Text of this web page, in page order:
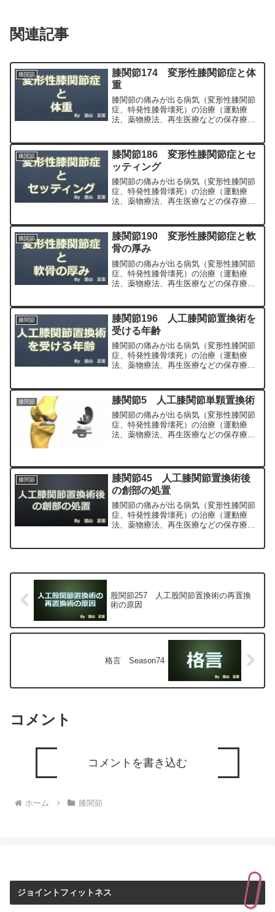
関連記事
膝関節
膝関節174 変形性膝関節症と体
重
膝関節の痛みが出る病気（変形性膝関節
症、特発性膝骨壊死）の治療（運動療
法、薬物療法、再生医療などの保存療
専門医（人工関節手術を専門）の塗山正
宏が色々と説明します。
膝関節
膝関節186 変形性膝関節症とセ
ッティング
膝関節の痛みが出る病気（変形性膝関節
症、特発性膝骨壊死）の治療（運動療
法、薬物療法、再生医療などの保存療
専門医（人工関節手術を専門）の塗山正
宏が色々と説明します。
膝関節
膝関節190 変形性膝関節症と軟
骨の厚み
膝関節の痛みが出る病気（変形性膝関節
症、特発性膝骨壊死）の治療（運動療
法、薬物療法、再生医療などの保存療
専門医（人工関節手術を専門）の塗山正
宏が色々と説明します。
膝関節
膝関節196 人工膝関節置換術を
受ける年齢
膝関節の痛みが出る病気（変形性膝関節
症、特発性膝骨壊死）の治療（運動療
法、薬物療法、再生医療などの保存療
専門医（人工関節手術を専門）の塗山正
宏が色々と説明します。
膝関節 膝関節5 人工膝関節単顆置換術
膝関節の痛みが出る病気（変形性膝関節
症、特発性膝骨壊死）の治療（運動療
法、薬物療法、再生医療などの保存療
専門医（人工関節手術を専門）の塗山正
宏が色々と説明します。
膝関節
膝関節45 人工膝関節置換術後
の創部の処置
膝関節の痛みが出る病気（変形性膝関節
症、特発性膝骨壊死）の治療（運動療
法、薬物療法、再生医療などの保存療
股関節257 人工股関節置換術の再置換
術の原因
格言 Season74
コメント
コメントを書き込む
ホーム 膝関節
ジョイントフィットネス